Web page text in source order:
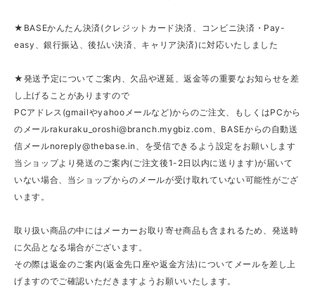
★BASEかんたん決済(クレジットカード決済、コンビニ決済・Pay-
easy、銀行振込、後払い決済、キャリア決済)に対応いたしました
★発送予定についてご案内、欠品や遅延、返金等の重要なお知らせを差
し上げることがありますので
PCアドレス(gmailやyahooメールなど)からのご注文、もしくはPCから
のメールrakuraku_oroshi@branch.mygbiz.com 、BASEからの自動送
信メールnoreply@thebase.in
、を受信できるよう設定をお願いします
当ショップより発送のご案内(ご注文後1-2日以内に送ります)が届いて
いない場合、当ショップからのメールが受け取れていない可能性がござ
います。
取り扱い商品の中にはメーカーお取り寄せ商品も含まれるため、発送時
に欠品となる場合がございます。
その際は返金のご案内(返金先口座や返金方法)についてメールを差し上
げますのでご確認いただきますようお願いいたします。